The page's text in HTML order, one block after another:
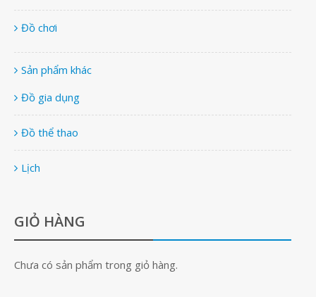
Đồ chơi
Sản phẩm khác
Đồ gia dụng
Đồ thể thao
Lịch
GIỎ HÀNG
Chưa có sản phẩm trong giỏ hàng.